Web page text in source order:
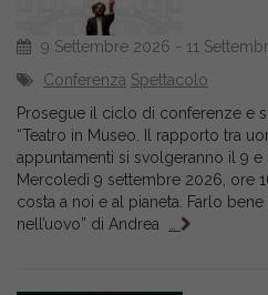
9 Settembre 2026 - 11
Conferenza Spettacolo
Prosegue il ciclo di conferenze e
“Teatro in Museo. Il rapporto tra
appuntamenti si svolgeranno il 9 e
Mercoledì 9 settembre 2026, ore
costa a noi e al pianeta. Farlo
nell’uovo” di Andrea